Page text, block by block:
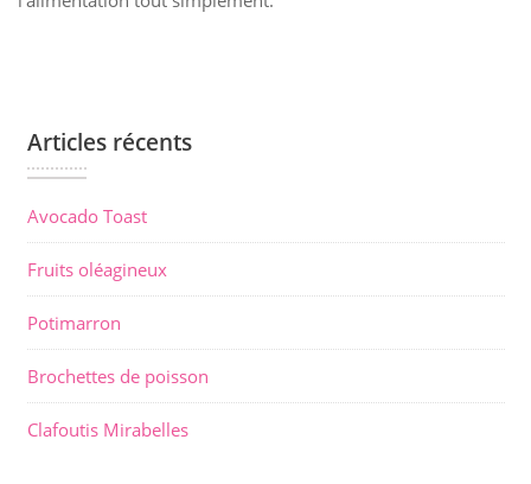
Articles récents
Avocado Toast
Fruits oléagineux
Potimarron
Brochettes de poisson
Clafoutis Mirabelles